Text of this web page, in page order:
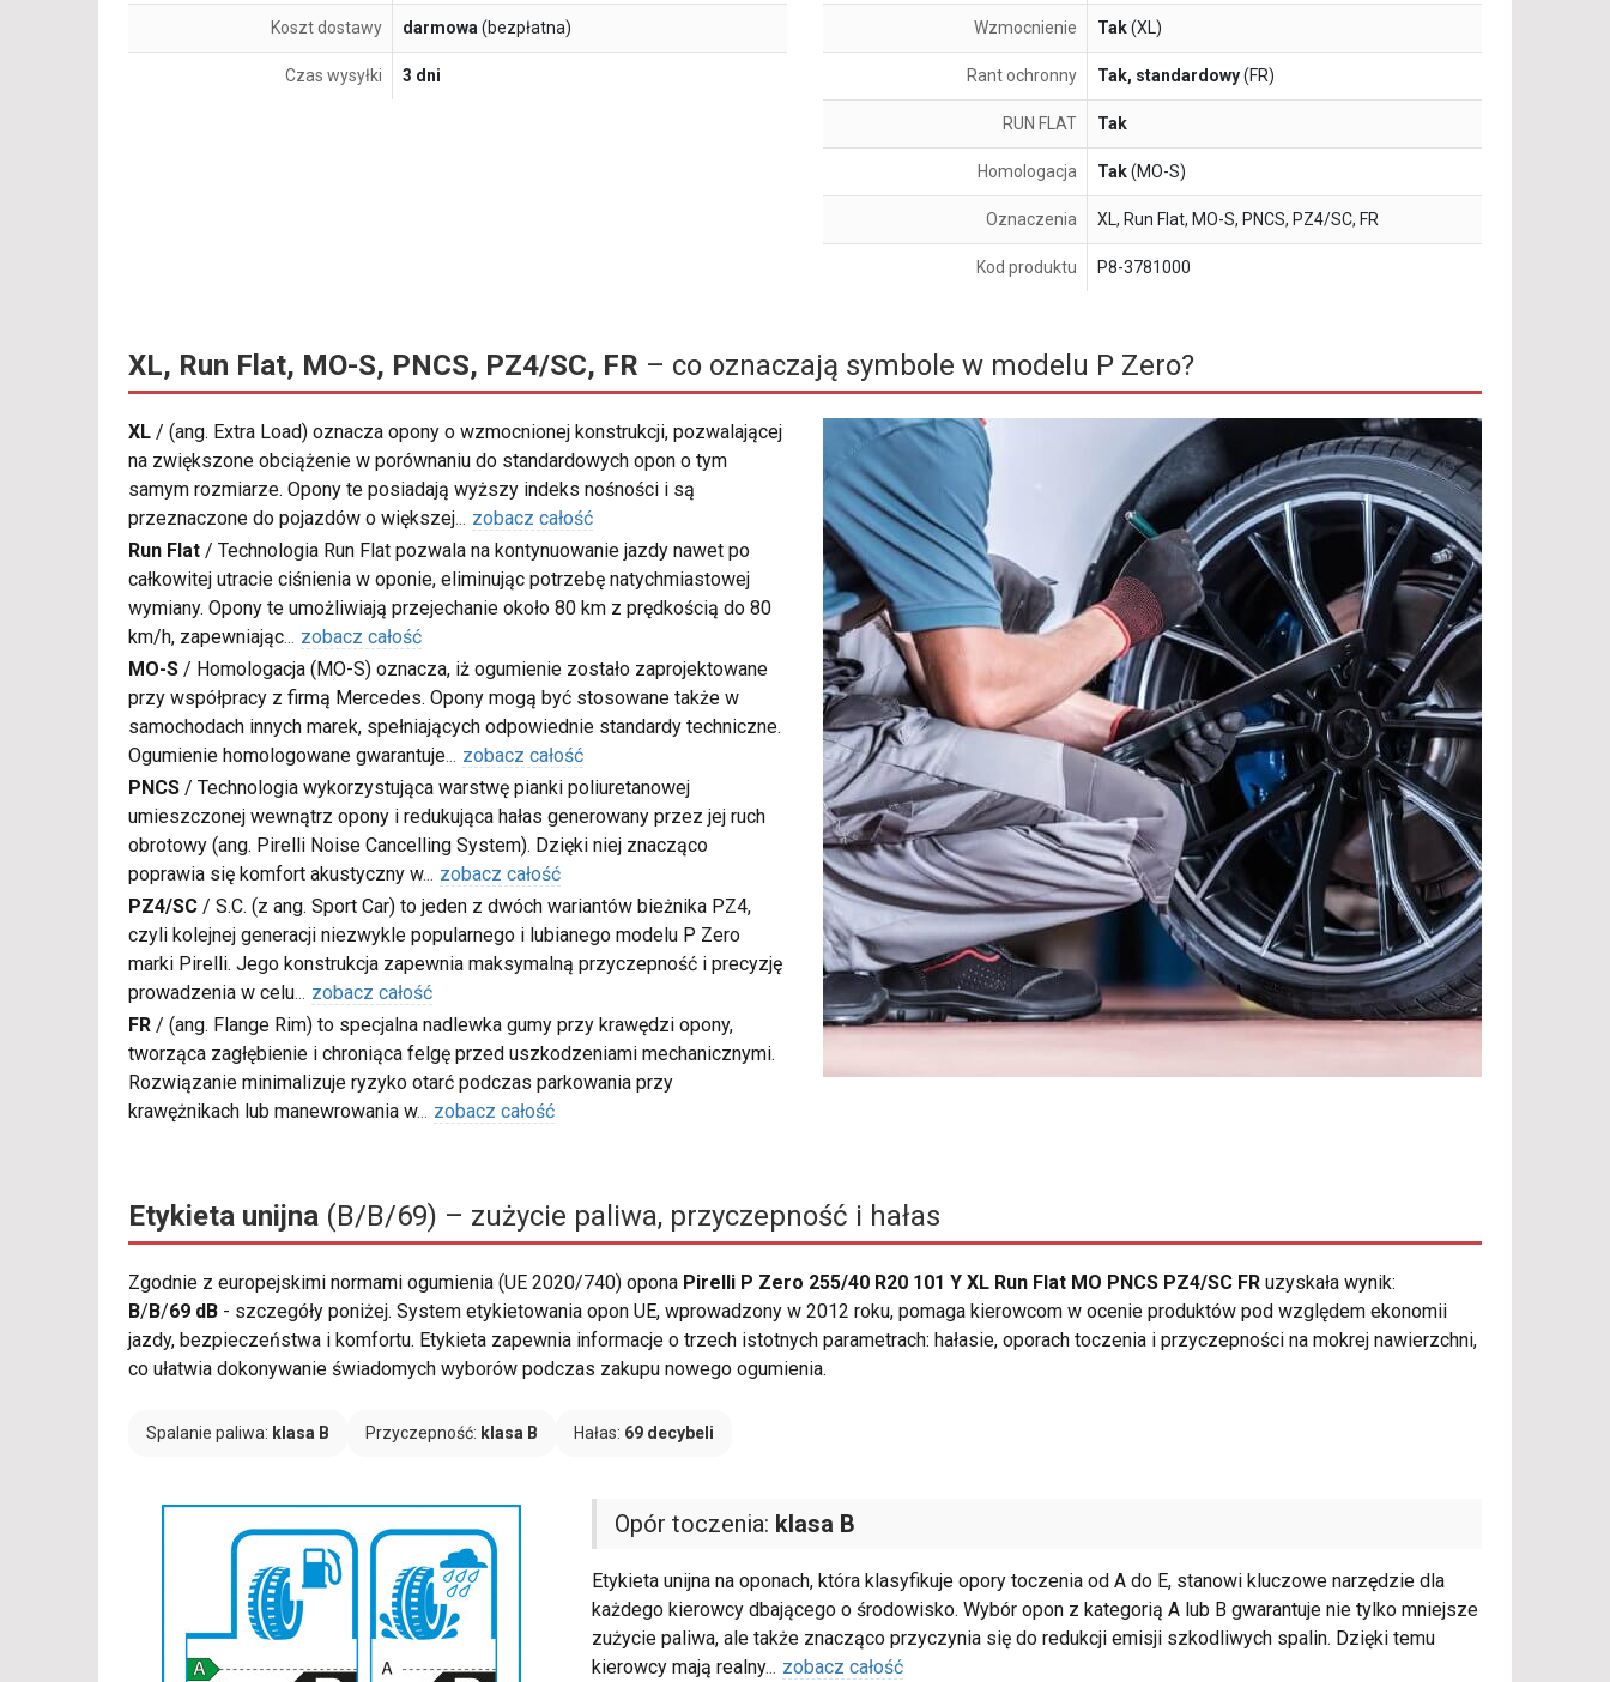
Koszt dostawy darmowa(bezpłatna)
Czas wysyłki 3 dni
Wzmocnienie Tak(XL)
Rant ochronny Tak, standardowy(FR)
RUN FLAT Tak
Homologacja Tak(MO-S)
Oznaczenia XL, Run Flat, MO-S, PNCS, PZ4/SC, FR
Kod produktu P8-3781000
XL, Run Flat, MO-S, PNCS, PZ4/SC, FR – co oznaczają symbole w modelu P Zero?
XL / (ang. Extra Load) oznacza opony o wzmocnionej konstrukcji, pozwalającej
na zwiększone obciążenie w porównaniu do standardowych opon o tym
samym rozmiarze. Opony te posiadają wyższy indeks nośności i są
przeznaczone do pojazdów o większej... zobacz całość
Run Flat / Technologia Run Flat pozwala na kontynuowanie jazdy nawet po
całkowitej utracie ciśnienia w oponie, eliminując potrzebę natychmiastowej
wymiany. Opony te umożliwiają przejechanie około 80 km z prędkością do 80
km/h, zapewniając... zobacz całość
MO-S / Homologacja (MO-S) oznacza, iż ogumienie zostało zaprojektowane
przy współpracy z firmą Mercedes. Opony mogą być stosowane także w
samochodach innych marek, spełniających odpowiednie standardy techniczne.
Ogumienie homologowane gwarantuje... zobacz całość
PNCS / Technologia wykorzystująca warstwę pianki poliuretanowej
umieszczonej wewnątrz opony i redukująca hałas generowany przez jej ruch
obrotowy (ang. Pirelli Noise Cancelling System). Dzięki niej znacząco
poprawia się komfort akustyczny w... zobacz całość
PZ4/SC / S.C. (z ang. Sport Car) to jeden z dwóch wariantów bieżnika PZ4,
czyli kolejnej generacji niezwykle popularnego i lubianego modelu P Zero
marki Pirelli. Jego konstrukcja zapewnia maksymalną przyczepność i precyzję
prowadzenia w celu... zobacz całość
FR / (ang. Flange Rim) to specjalna nadlewka gumy przy krawędzi opony,
tworząca zagłębienie i chroniąca felgę przed uszkodzeniami mechanicznymi.
Rozwiązanie minimalizuje ryzyko otarć podczas parkowania przy
krawężnikach lub manewrowania w... zobacz całość
Etykieta unijna (B/B/69) – zużycie paliwa, przyczepność i hałas
Zgodnie z europejskimi normami ogumienia (UE 2020/740) opona Pirelli P Zero 255/40 R20 101 Y XL Run Flat MO PNCS PZ4/SC FR uzyskała wynik:
B/ B/69 dB - szczegóły poniżej. System etykietowania opon UE, wprowadzony w 2012 roku, pomaga kierowcom w ocenie produktów pod względem ekonomii
jazdy, bezpieczeństwa i komfortu. Etykieta zapewnia informacje o trzech istotnych parametrach: hałasie, oporach toczenia i przyczepności na mokrej nawierzchni,
co ułatwia dokonywanie świadomych wyborów podczas zakupu nowego ogumienia.
Spalanie paliwa: klasa B Przyczepność: klasa B Hałas: 69 decybeli
Opór toczenia: klasa B
Etykieta unijna na oponach, która klasyfikuje opory toczenia od A do E, stanowi kluczowe narzędzie dla
każdego kierowcy dbającego o środowisko. Wybór opon z kategorią A lub B gwarantuje nie tylko mniejsze
zużycie paliwa, ale także znacząco przyczynia się do redukcji emisji szkodliwych spalin. Dzięki temu
kierowcy mają realny... zobacz całość